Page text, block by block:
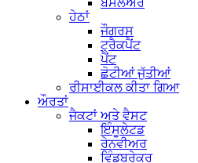
ਬੇਸਲੇਅਰ
ਹੇਠਾਂ
ਜੌਗਰਸ
ਟ੍ਰੈਕਪੈਂਟ
ਪੈਂਟ
ਛੋਟੀਆਂ ਜੁੱਤੀਆਂ
ਰੀਸਾਈਕਲ ਕੀਤਾ ਗਿਆ
ਔਰਤਾਂ
ਜੈਕਟਾਂ ਅਤੇ ਵੈਸਟ
ਇੰਸੂਲੇਟਡ
ਰੇਨਵੀਅਰ
ਵਿੰਡਬ੍ਰੇਕਰ